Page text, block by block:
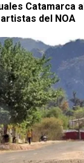
Catamarca
del NOA